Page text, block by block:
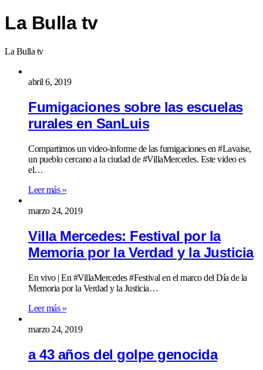
La Bulla tv
La Bulla tv
abril 6, 2019
Fumigaciones sobre las escuelas
rurales en SanLuis
Compartimos un video-informe de las fumigaciones en #Lavaise,
un pueblo cercano a la ciudad de #VillaMercedes. Este video es
el…
Leer más »
marzo 24, 2019
Villa Mercedes: Festival por la
Memoria por la Verdad y la Justicia
En vivo | En #VillaMercedes #Festival en el marco del Día de la
Memoria por la Verdad y la Justicia…
Leer más »
marzo 24, 2019
a 43 años del golpe genocida